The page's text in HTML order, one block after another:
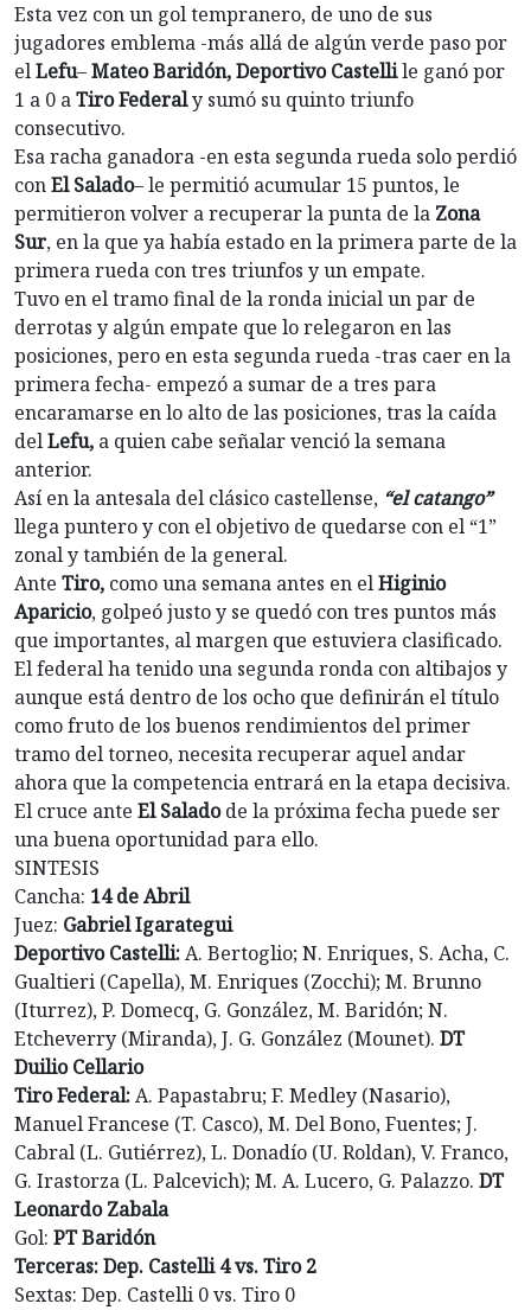
Esta vez con un gol tempranero, de uno de sus
jugadores emblema -más allá de algún verde paso por
elLefu–Mateo Baridón, Deportivo Castellile ganó por
1 a 0 aTiro Federaly sumó su quinto triunfo
consecutivo.
Esa racha ganadora -en esta segunda rueda solo perdió
conEl Salado– le permitió acumular 15 puntos, le
permitieron volver a recuperar la punta de la Zona
Sur, en la que ya había estado en la primera parte de la
primera rueda con tres triunfos y un empate.
Tuvo en el tramo final de la ronda inicial un par de
derrotas y algún empate que lo relegaron en las
posiciones, pero en esta segunda rueda -tras caer en la
primera fecha- empezó a sumar de a tres para
encaramarse en lo alto de las posiciones, tras la caída
delLefu, a quien cabe señalar venció la semana
anterior.
Así en la antesala del clásico castellense, “el catango”
llega puntero y con el objetivo de quedarse con el “1”
zonal y también de la general.
Ante Tiro, como una semana antes en elHiginio
Aparicio, golpeó justo y se quedó con tres puntos más
que importantes, al margen que estuviera clasificado.
El federal ha tenido una segunda ronda con altibajos y
aunque está dentro de los ocho que definirán el título
como fruto de los buenos rendimientos del primer
tramo del torneo, necesita recuperar aquel andar
ahora que la competencia entrará en la etapa decisiva.
El cruce ante El Saladode la próxima fecha puede ser
una buena oportunidad para ello.
SINTESIS
Cancha: 14 de Abril
Juez: Gabriel Igarategui
Deportivo Castelli:A. Bertoglio; N. Enriques, S. Acha, C.
Gualtieri (Capella), M. Enriques (Zocchi); M. Brunno
(Iturrez), P. Domecq, G. González, M. Baridón; N.
Etcheverry (Miranda), J. G. González (Mounet). DT
Duilio Cellario
Tiro Federal:A. Papastabru; F. Medley (Nasario),
Manuel Francese (T. Casco), M. Del Bono, Fuentes; J.
Cabral (L. Gutiérrez), L. Donadío (U. Roldan), V. Franco,
G. Irastorza (L. Palcevich); M. A. Lucero, G. Palazzo. DT
Leonardo Zabala
Gol: PT Baridón
Terceras: Dep. Castelli 4 vs. Tiro 2
Sextas: Dep. Castelli 0 vs. Tiro 0